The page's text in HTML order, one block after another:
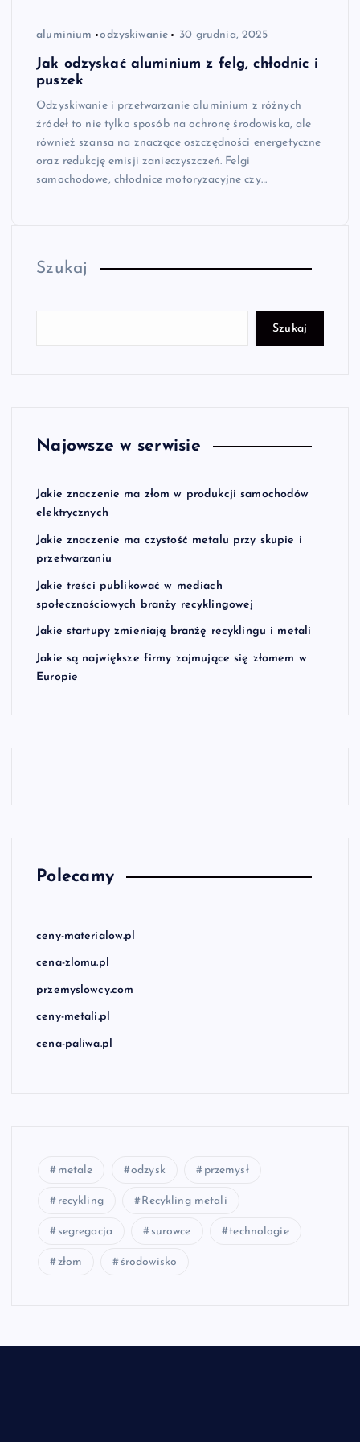
aluminium odzyskiwanie 30 grudnia, 2025
Jak odzyskać aluminium z felg, chłodnic i
puszek
Odzyskiwanie i przetwarzanie aluminium z różnych
źródeł to nie tylko sposób na ochronę środowiska, ale
również szansa na znaczące oszczędności energetyczne
oraz redukcję emisji zanieczyszczeń. Felgi
samochodowe, chłodnice motoryzacyjne czy…
Szukaj
Szukaj
Najowsze w serwisie
Jakie znaczenie ma złom w produkcji samochodów
elektrycznych
Jakie znaczenie ma czystość metalu przy skupie i
przetwarzaniu
Jakie treści publikować w mediach
społecznościowych branży recyklingowej
Jakie startupy zmieniają branżę recyklingu i metali
Jakie są największe firmy zajmujące się złomem w
Europie
Polecamy
ceny-materialow.pl
cena-zlomu.pl
przemyslowcy.com
ceny-metali.pl
cena-paliwa.pl
metale odzysk przemysł
recykling Recykling metali
segregacja surowce technologie
złom środowisko